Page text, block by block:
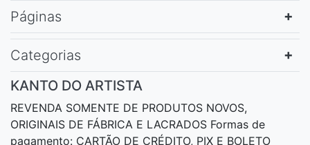
Páginas
Categorias
KANTO DO ARTISTA
REVENDA SOMENTE DE PRODUTOS NOVOS,
ORIGINAIS DE FÁBRICA E LACRADOS Formas de
pagamento: CARTÃO DE CRÉDITO, PIX E BOLETO